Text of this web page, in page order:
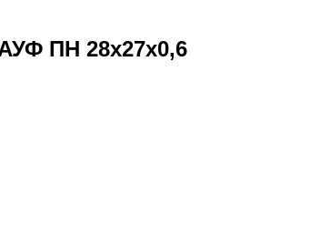
ПН 28х27х0,6